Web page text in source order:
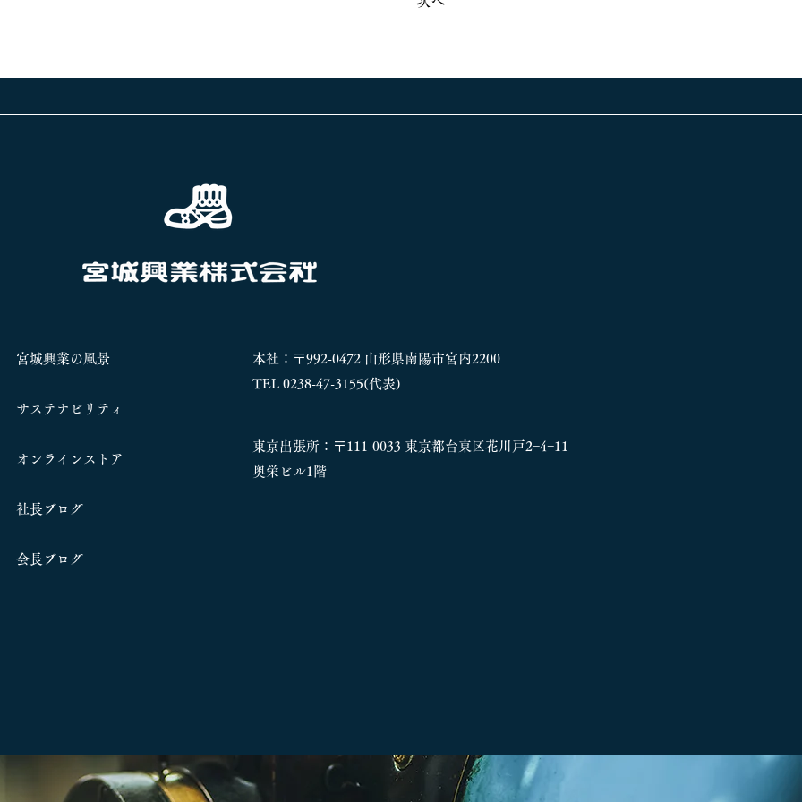
宮城興業の風景
サステナビリティ
オンラインストア
社長ブログ
​会長ブログ
本社：〒992-0472 山形県南陽市宮内2200
TEL 0238-47-3155(代表)
東京出張所：〒111-0033 東京都台東区花川戸 2−4−11
奥栄ビル1階